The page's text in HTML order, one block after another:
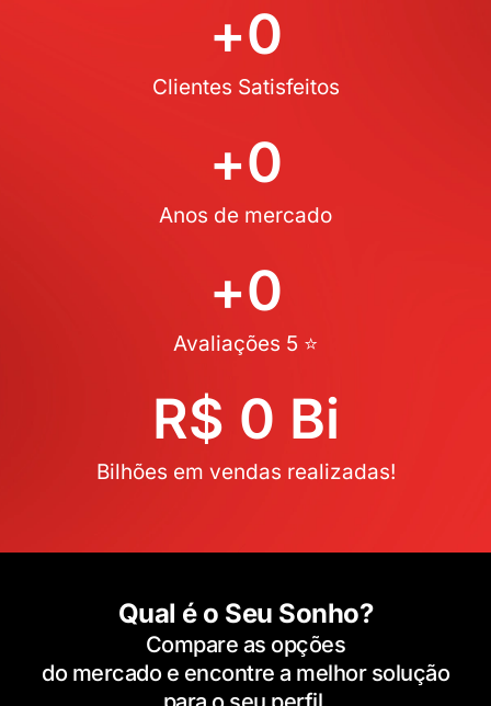
Clientes Satisfeitos
+0
Anos de mercado
+0
Avaliações 5 ⭐
+0
Bilhões em vendas realizadas!
R$ 0 Bi
Qual é o Seu Sonho?
Compare as opções
do mercado e encontre a melhor solução